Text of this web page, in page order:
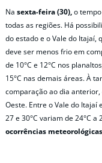
Na sexta-feira (30),o
todas as regiões. Há
do estado e o Vale do Itajaí,
deve ser menos frio em
de 10°C e 12°C nos
15°C nas demais áreas. À
comparação ao dia
Oeste. Entre o Vale do
27 e 30°C variam de 24°C a
ocorrências